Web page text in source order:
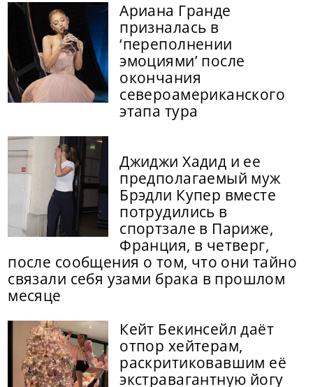
Ариана Гранде
призналась в
‘переполнении
эмоциями’ после
окончания
североамериканского
этапа тура
Джиджи Хадид и ее
предполагаемый муж
Брэдли Купер вместе
потрудились в
спортзале в Париже,
Франция, в четверг,
после сообщения о том, что они тайно
связали себя узами брака в прошлом
месяце
Кейт Бекинсейл даёт
отпор хейтерам,
раскритиковавшим её
экстравагантную йогу